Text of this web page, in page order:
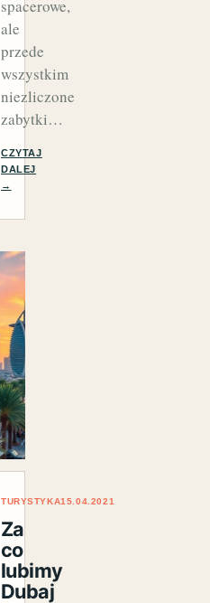
spacerowe,
ale
przede
wszystkim
niezliczone
zabytki…
CZYTAJ
DALEJ
→
TURYSTYKA15.04.2021
Za
co
lubimy
Dubaj